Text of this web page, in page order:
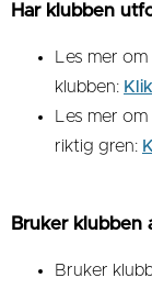
Har klubben
Les mer
klubben:
Les mer
riktig gren:
Bruker klubben
Bruker